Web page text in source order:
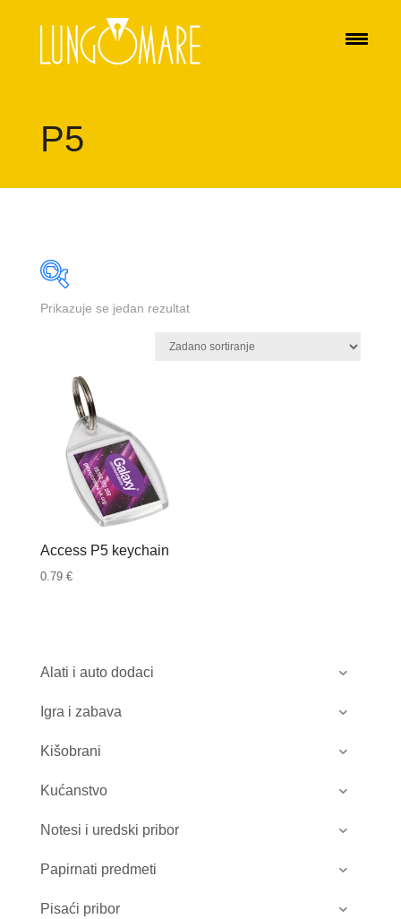
P5
Alati i auto dodaci
Igra i zabava
Kišobrani
Kućanstvo
Notesi i uredski pribor
Papirnati predmeti
Pisaći pribor
Prikazuje se jedan rezultat
Access P5 keychain
0.79 €